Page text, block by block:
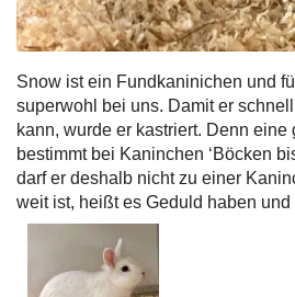
Snow ist ein Fundkaninichen und
superwohl bei uns. Damit er
kann, wurde er kastriert. Denn eine
bestimmt bei Kaninchen ‘Böcken
darf er deshalb nicht zu einer
weit ist, heißt es Geduld haben und